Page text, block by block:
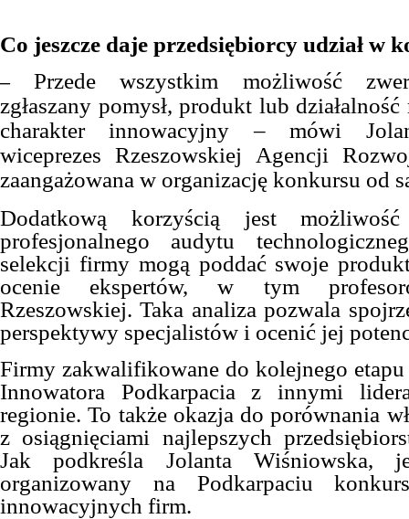
Co jeszcze daje przedsiębiorcy udział w
– Przede wszystkim możliwość
zgłaszany pomysł, produkt lub
charakter innowacyjny – mówi
wiceprezes Rzeszowskiej Agencji
zaangażowana w organizację konkursu od
Dodatkową korzyścią jest
profesjonalnego audytu
selekcji firmy mogą poddać swoje
ocenie ekspertów, w tym
Rzeszowskiej. Taka analiza pozwala
perspektywy specjalistów i ocenić jej
Firmy zakwalifikowane do kolejnego
Innowatora Podkarpacia z innymi
regionie. To także okazja do porównania
z osiągnięciami najlepszych
Jak podkreśla Jolanta Wiśniowska,
organizowany na Podkarpaciu
innowacyjnych firm.